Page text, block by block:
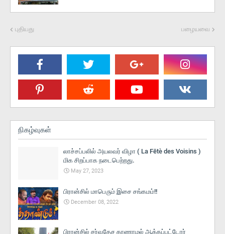
புதியது பழையவை
நிகழ்வுகள்
லாச்சப்பலில் அயலவர் விழா ( La Fētè des Voisins )
மிக சிறப்பாக நடைபெற்றது.
May 27, 2023
பிரான்சில் மாபெரும் இசை சங்கமம்!!
December 08, 2022
பிரான்சில் சர்வதேச காணாமல் ஆக்கப்பட்டோர்